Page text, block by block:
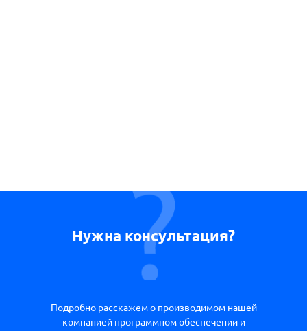
Нужна консультация?
Подробно расскажем о производимом нашей
компанией программном обеспечении и